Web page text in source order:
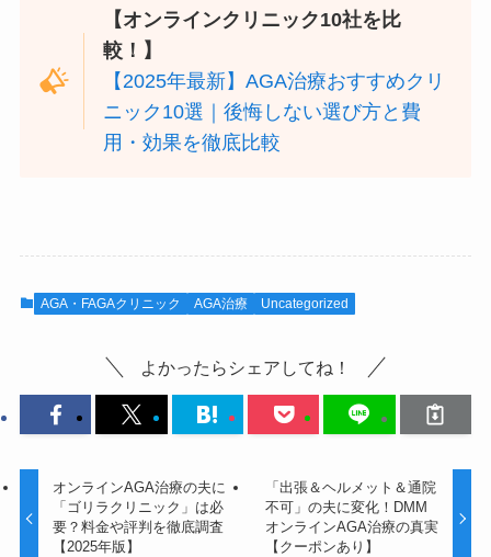
【オンラインクリニック10社を比
較！】
【2025年最新】AGA治療おすすめクリ
ニック10選｜後悔しない選び方と費
用・効果を徹底比較
AGA・FAGAクリニック AGA治療 Uncategorized
よかったらシェアしてね！
オンラインAGA治療の夫に
「ゴリラクリニック」は必
要？料金や評判を徹底調査
【2025年版】
「出張＆ヘルメット＆通院
不可」の夫に変化！DMM
オンラインAGA治療の真実
【クーポンあり】